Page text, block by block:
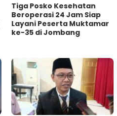
Tiga Posko Kesehatan
Beroperasi 24 Jam Siap
Layani Peserta Muktamar
ke-35 di Jombang